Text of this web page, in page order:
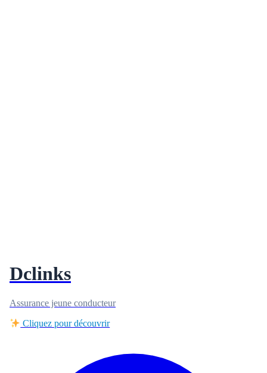
Dclinks
Assurance jeune conducteur
Cliquez pour découvrir